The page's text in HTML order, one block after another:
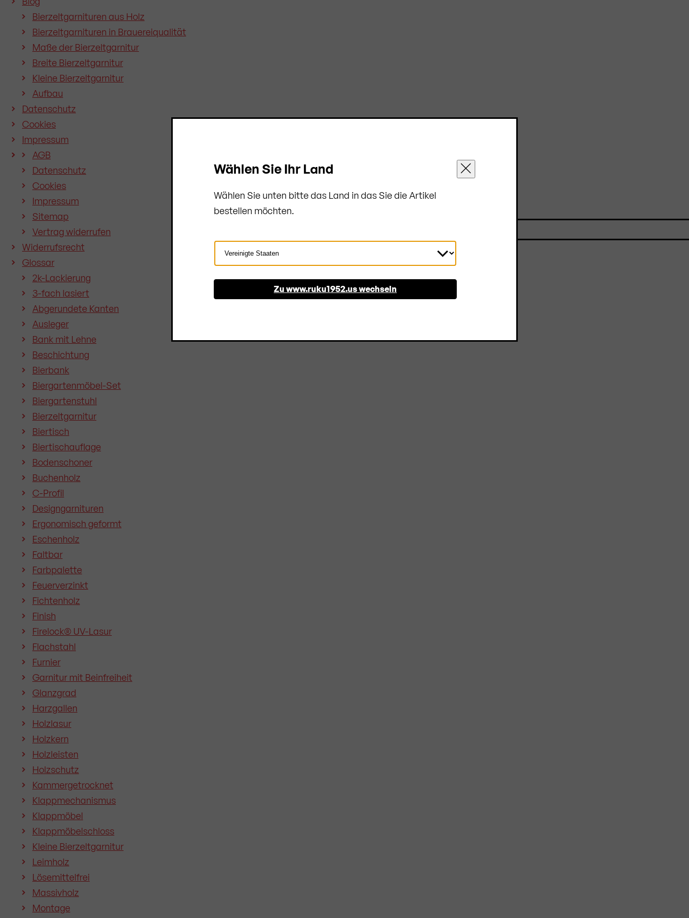
Bierzeltgarnituren aus Holz
Bierzeltgarnituren in Brauereiqualität
Maße der Bierzeltgarnitur
Breite Bierzeltgarnitur
Kleine Bierzeltgarnitur
Aufbau
Datenschutz
Cookies
Impressum
AGB
Datenschutz
Cookies
Impressum
Sitemap
Vertrag widerrufen
Widerrufsrecht
Glossar
2k-Lackierung
3-fach lasiert
Abgerundete Kanten
Ausleger
Bank mit Lehne
Beschichtung
Bierbank
Biergartenmöbel-Set
Biergartenstuhl
Bierzeltgarnitur
Biertisch
Biertischauflage
Bodenschoner
Buchenholz
C-Profil
Designgarnituren
Ergonomisch geformt
Eschenholz
Faltbar
Farbpalette
Feuerverzinkt
Fichtenholz
Finish
Firelock® UV-Lasur
Flachstahl
Furnier
Garnitur mit Beinfreiheit
Glanzgrad
Harzgallen
Holzlasur
Holzkern
Holzleisten
Holzschutz
Kammergetrocknet
Klappmechanismus
Klappmöbel
Klappmöbelschloss
Kleine Bierzeltgarnitur
Leimholz
Lösemittelfrei
Massivholz
Montage
Wählen Sie Ihr Land
Wählen Sie unten bitte das Land in das Sie die Artikel
bestellen möchten.
Land
auswählen
Zu www.ruku1952.us wechseln